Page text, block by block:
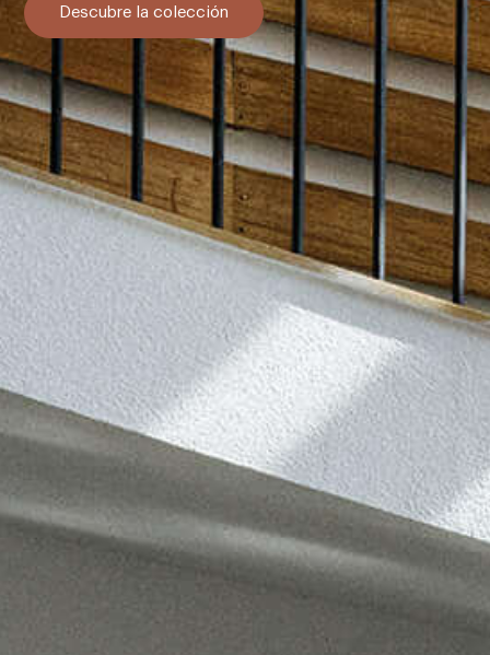
Descubre la colección